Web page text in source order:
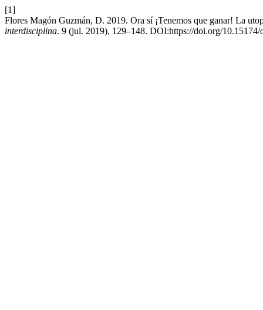
[1]
Flores Magón Guzmán, D. 2019. Ora sí ¡Tenemos que ganar! La
interdisciplina. 9 (jul. 2019), 129–148. DOI:https://doi.org/